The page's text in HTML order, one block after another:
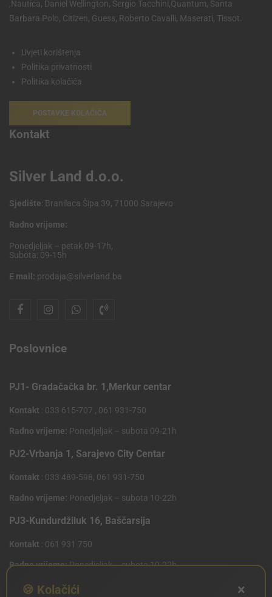
,Nautica, Daniel Wellington, Sergio Tacchini,Quantum, Santa
Barbara Polo, Citizen, Guess, Roberto Cavalli, Maserati, Tissot.
Uvjeti korištenja
Politika privatnosti
Politika kolačića
POSTAVKE KOLAČIĆA
Kontakt
Silver Land d.o.o.
Sjedište: Branilaca Šipa 39, 71000 Sarajevo
Radno vrijeme:
Ponedjeljak – petak 09-17h,
Subota: 09-15h
E mail: prodaja@silverland.ba
Poslovnice
PJ1- Gradačačka br. 1,Merkur centar
Kontakt : 033 615-707 , 061 931-750
Radno vrijeme: Ponedjeljak – subota 09-21h
PJ2-Vrbanja 1, Sarajevo City Centar
Kontakt : 033 489-598, 061 931-750
Radno vrijeme: Ponedjeljak – subota 10-22h
PJ3-Kundurdžiluk 16, Baščarsija
Kontakt : 061 931 750
Radno vrijeme:Ponedjeljak – subota 10-22h
PJ4 West Gate,Mostarsko raskrsce 10 (Penny Plus
🍪 Kolačići ×